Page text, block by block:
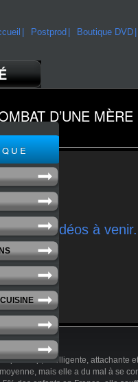
Postprod Boutique DVD
D’UNE MÈRE
vidéos à
peu trop, intelligente, attachante
mais elle a du mal à se